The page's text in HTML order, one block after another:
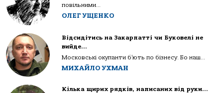
повільними...
ОЛЕГ УЩЕНКО
Відсидітись на Закарпатті чи Буковелі не
вийде…
Московські окупанти б’ють по бізнесу. Бо наш...
МИХАЙЛО УХМАН
Кілька щирих рядків, написаних від руки…